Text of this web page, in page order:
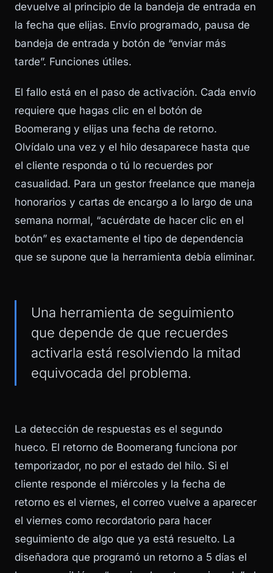
devuelve al principio de la bandeja de entrada en
la fecha que elijas. Envío programado, pausa de
bandeja de entrada y botón de “enviar más
tarde”. Funciones útiles.
El fallo está en el paso de activación. Cada envío
requiere que hagas clic en el botón de
Boomerang y elijas una fecha de retorno.
Olvídalo una vez y el hilo desaparece hasta que
el cliente responda o tú lo recuerdes por
casualidad. Para un gestor freelance que maneja
honorarios y cartas de encargo a lo largo de una
semana normal, “acuérdate de hacer clic en el
botón” es exactamente el tipo de dependencia
que se supone que la herramienta debía eliminar.
Una herramienta de seguimiento
que depende de que recuerdes
activarla está resolviendo la mitad
equivocada del problema.
La detección de respuestas es el segundo
hueco. El retorno de Boomerang funciona por
temporizador, no por el estado del hilo. Si el
cliente responde el miércoles y la fecha de
retorno es el viernes, el correo vuelve a aparecer
el viernes como recordatorio para hacer
seguimiento de algo que ya está resuelto. La
diseñadora que programó un retorno a 5 días el